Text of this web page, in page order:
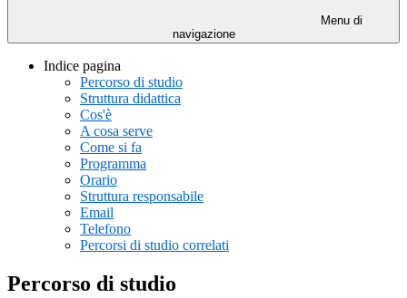
Menu di
navigazione
Indice pagina
Percorso di studio
Struttura didattica
Cos'è
A cosa serve
Come si fa
Programma
Orario
Struttura responsabile
Email
Telefono
Percorsi di studio correlati
Percorso di studio